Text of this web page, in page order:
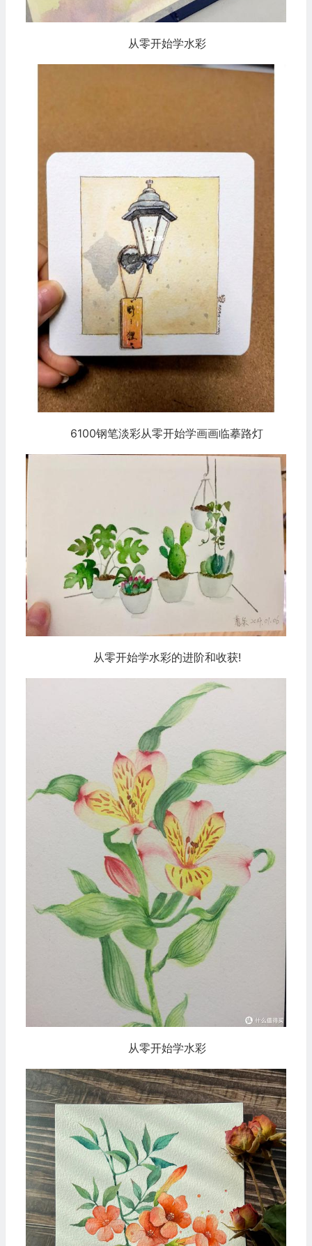
从零开始学水彩
6100钢笔淡彩从零开始学画画临摹路灯
从零开始学水彩的进阶和收获!
从零开始学水彩